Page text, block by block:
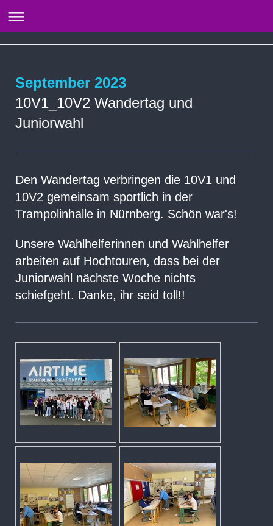
September 2023
10V1_10V2 Wandertag und
Juniorwahl
Den Wandertag verbringen die 10V1 und
10V2 gemeinsam sportlich in der
Trampolinhalle in Nürnberg. Schön war's!
Unsere Wahlhelferinnen und Wahlhelfer
arbeiten auf Hochtouren, dass bei der
Juniorwahl nächste Woche nichts
schiefgeht. Danke, ihr seid toll!!